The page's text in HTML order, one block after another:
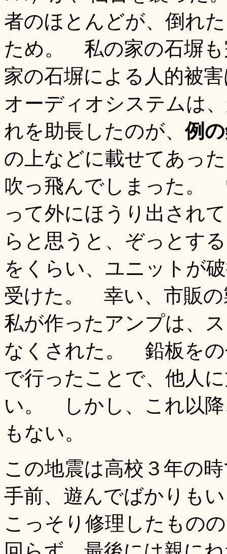
者のほとんどが、倒れ
ため。 私の家の石塀
家の石塀による人的被
オーディオシステムは
れを助長したのが、例
の上などに載せてあっ
吹っ飛んでしまった。
って外にほうり出され
らと思うと、ぞっとす
をくらい、ユニットが
受けた。 幸い、市販の
私が作ったアンプは、
なくされた。 鉛板をの
で行ったことで、他人
い。 しかし、これ以降
もない。
この地震は高校３年の
手前、遊んでばかりも
こっそり修理したもの